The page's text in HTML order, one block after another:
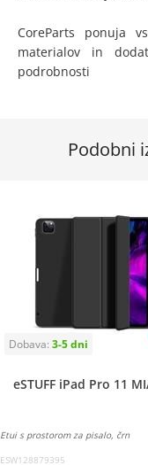
CoreParts ponuja
materialov in
podrobnosti
Podobni
eSTUFF iPad Pro 11
Etui s prostorom za pisalo, črn
ESW128879395